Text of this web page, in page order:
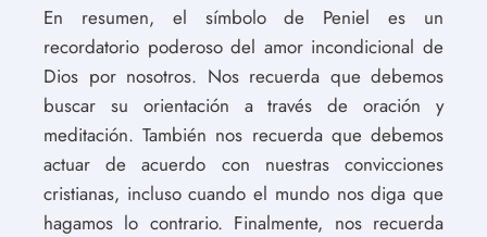
En resumen, el símbolo de Peniel es un
recordatorio poderoso del amor incondicional de
Dios por nosotros. Nos recuerda que debemos
buscar su orientación a través de oración y
meditación. También nos recuerda que debemos
actuar de acuerdo con nuestras convicciones
cristianas, incluso cuando el mundo nos diga que
hagamos lo contrario. Finalmente, nos recuerda